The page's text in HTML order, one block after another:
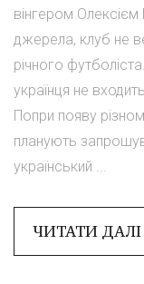
вінгером
джерела, клуб не
річного
українця не
Попри появу
планують
український ...
ЧИТАТИ ДАЛІ